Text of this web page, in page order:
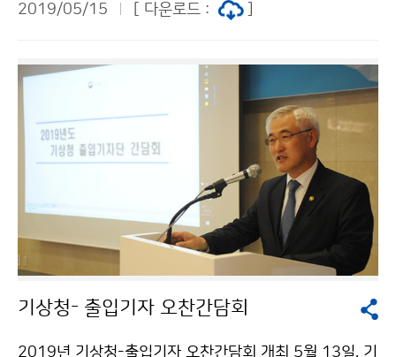
재기상 업무시작 선언식을 개최했습니다.
2019/05/15 [ 다운로드 :
기상청- 출입기자 오찬간담회
2019년 기상청-출입기자 오찬간담회 개최 5월 13일. 기